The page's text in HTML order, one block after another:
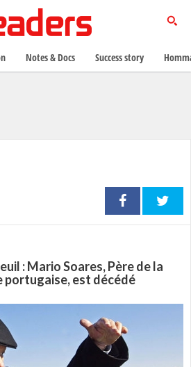
: Mario Soares, Père de la
portugaise, est décédé
Notes & Docs Success story